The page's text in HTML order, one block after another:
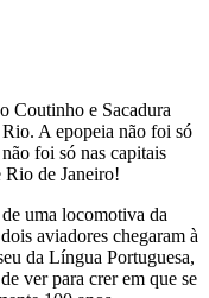
Coutinho e Sacadura
A epopeia não foi só
foi só nas capitais
Rio de Janeiro!
uma locomotiva da
aviadores chegaram à
da Língua Portuguesa,
ver para crer em que se